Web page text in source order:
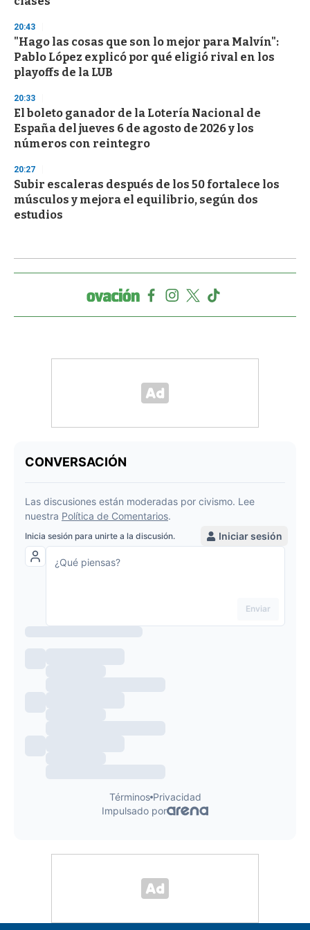
20:43
"Hago las cosas que son lo mejor para Malvín":
Pablo López explicó por qué eligió rival en los
playoffs de la LUB
20:33
El boleto ganador de la Lotería Nacional de
España del jueves 6 de agosto de 2026 y los
números con reintegro
20:27
Subir escaleras después de los 50 fortalece los
músculos y mejora el equilibrio, según dos
estudios